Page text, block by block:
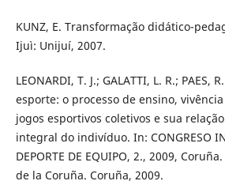
KUNZ, E. Transformação didático-
Ijuì: Unijuí, 2007.
LEONARDI, T. J.; GALATTI, L. R.; PAES,
esporte: o processo de ensino,
jogos esportivos coletivos e sua
integral do indivíduo. In: CONGRESO
DEPORTE DE EQUIPO, 2., 2009,
de la Coruña. Coruña, 2009.